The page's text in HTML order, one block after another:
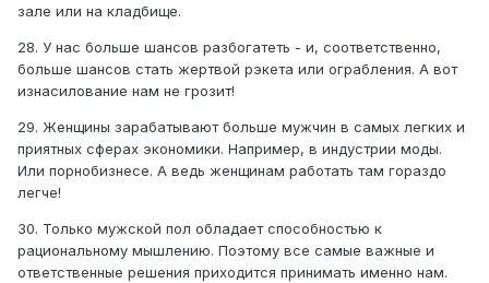
зале или на кладбище.
28. У нас больше шансов разбогатеть - и, соответственно,
больше шансов стать жертвой рэкета или ограбления. А вот
изнасилование нам не грозит!
29. Женщины зарабатывают больше мужчин в самых легких и
приятных сферах экономики. Например, в индустрии моды.
Или порнобизнесе. А ведь женщинам работать там гораздо
легче!
30. Только мужской пол обладает способностью к
рациональному мышлению. Поэтому все самые важные и
ответственные решения приходится принимать именно нам.